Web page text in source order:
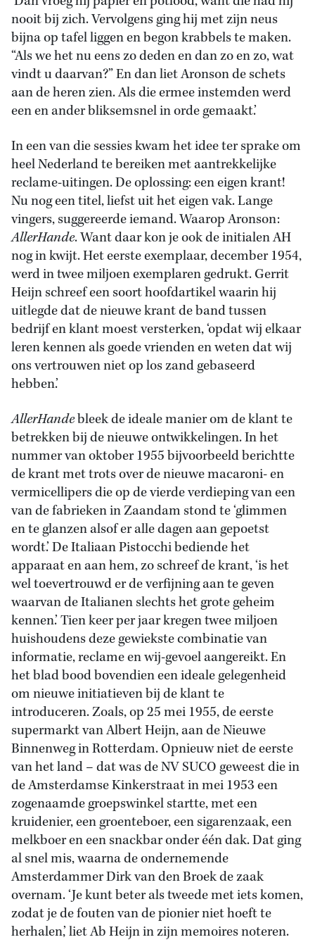
nooit bij zich. Vervolgens ging hij met zijn neus
bijna op tafel liggen en begon krabbels te maken.
“Als we het nu eens zo deden en dan zo en zo, wat
vindt u daarvan?” En dan liet Aronson de schets
aan de heren zien. Als die ermee instemden werd
een en ander bliksemsnel in orde gemaakt.’
In een van die sessies kwam het idee ter sprake om
heel Nederland te bereiken met aantrekkelijke
reclame-uitingen. De oplossing: een eigen krant!
Nu nog een titel, liefst uit het eigen vak. Lange
vingers, suggereerde iemand. Waarop Aronson:
AllerHande. Want daar kon je ook de initialen AH
nog in kwijt. Het eerste exemplaar, december 1954,
werd in twee miljoen exemplaren gedrukt. Gerrit
Heijn schreef een soort hoofdartikel waarin hij
uitlegde dat de nieuwe krant de band tussen
bedrijf en klant moest versterken, ‘opdat wij elkaar
leren kennen als goede vrienden en weten dat wij
ons vertrouwen niet op los zand gebaseerd
hebben.’
AllerHandebleek de ideale manier om de klant te
betrekken bij de nieuwe ontwikkelingen. In het
nummer van oktober 1955 bijvoorbeeld berichtte
de krant met trots over de nieuwe macaroni- en
vermicellipers die op de vierde verdieping van een
van de fabrieken in Zaandam stond te ‘glimmen
en te glanzen alsof er alle dagen aan gepoetst
wordt.’ De Italiaan Pistocchi bediende het
apparaat en aan hem, zo schreef de krant, ‘is het
wel toevertrouwd er de verfijning aan te geven
waarvan de Italianen slechts het grote geheim
kennen.’ Tien keer per jaar kregen twee miljoen
huishoudens deze gewiekste combinatie van
informatie, reclame en wij-gevoel aangereikt. En
het blad bood bovendien een ideale gelegenheid
om nieuwe initiatieven bij de klant te
introduceren. Zoals, op 25 mei 1955, de eerste
supermarkt van Albert Heijn, aan de Nieuwe
Binnenweg in Rotterdam. Opnieuw niet de eerste
van het land – dat was de NV SUCO geweest die in
de Amsterdamse Kinkerstraat in mei 1953 een
zogenaamde groepswinkel startte, met een
kruidenier, een groenteboer, een sigarenzaak, een
melkboer en een snackbar onder één dak. Dat ging
al snel mis, waarna de ondernemende
Amsterdammer Dirk van den Broek de zaak
overnam. ‘Je kunt beter als tweede met iets komen,
zodat je de fouten van de pionier niet hoeft te
herhalen,’ liet Ab Heijn in zijn memoires noteren.